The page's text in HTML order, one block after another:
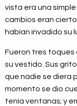
vista era una
cambios eran
habían invadido su
Fueron tres toques
su vestido. Sus
que nadie se diera
momento se dio
tenía ventanas; y